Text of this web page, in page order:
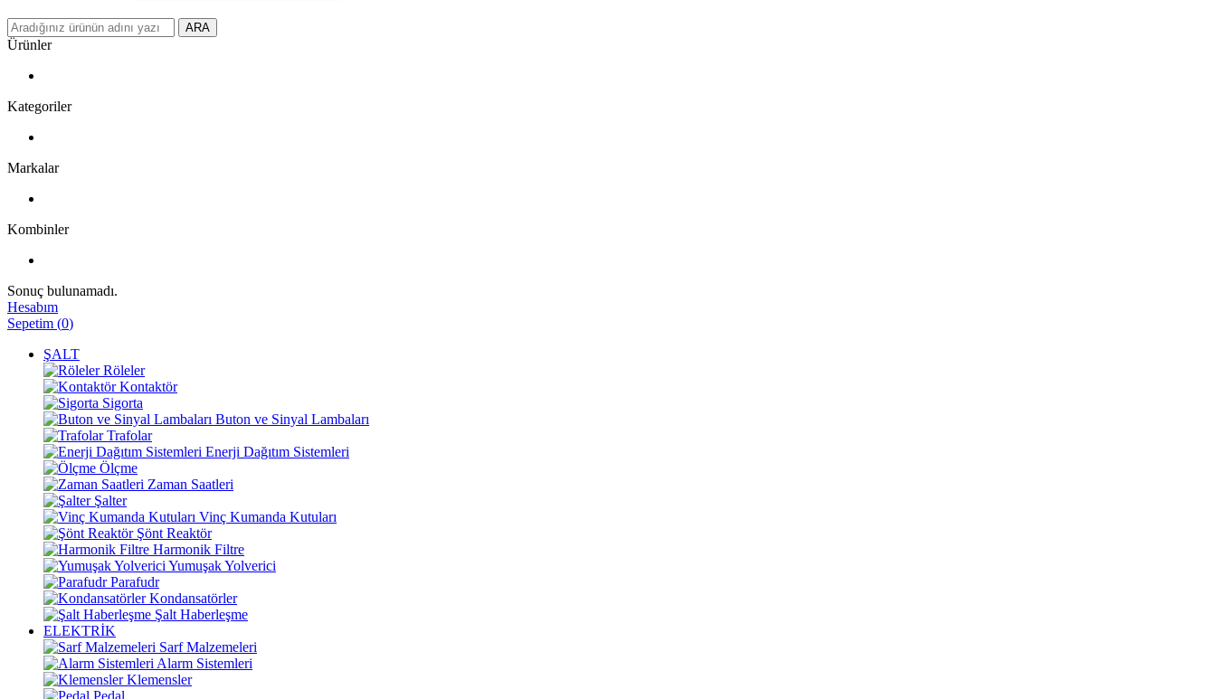
ARA
Ürünler
Kategoriler
Markalar
Kombinler
Sonuç bulunamadı.
Hesabım
Sepetim (0)
ŞALT
Röleler
Kontaktör
Sigorta
Buton ve Sinyal Lambaları
Trafolar
Enerji Dağıtım Sistemleri
Ölçme
Zaman Saatleri
Şalter
Vinç Kumanda Kutuları
Şönt Reaktör
Harmonik Filtre
Yumuşak Yolverici
Parafudr
Kondansatörler
Şalt Haberleşme
ELEKTRİK
Sarf Malzemeleri
Alarm Sistemleri
Klemensler
Pedal